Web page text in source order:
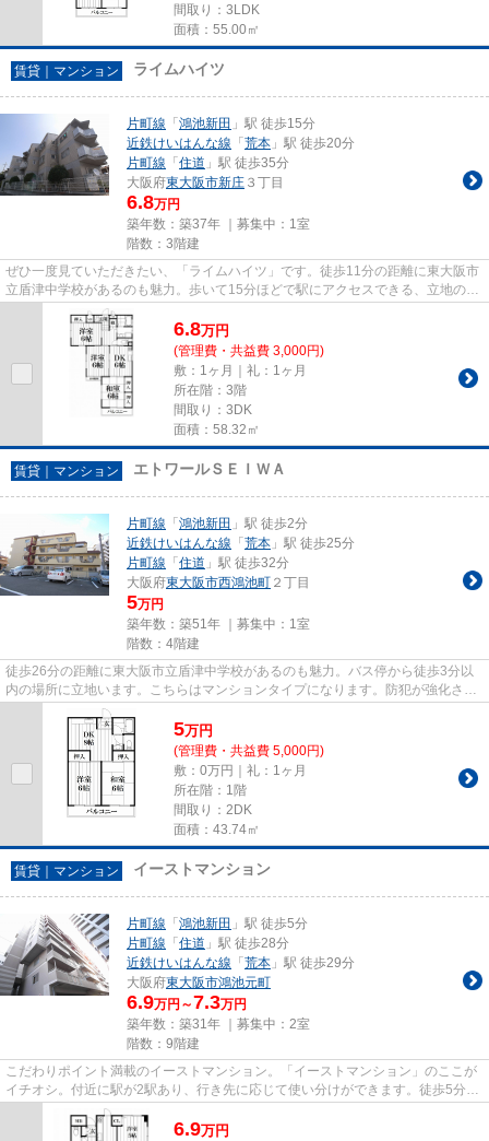
間取り：3LDK
面積：55.00㎡
賃貸｜マンション ライムハイツ
片町線 「 鴻池新田 」駅 徒歩15分
近鉄けいはんな線 「 荒本 」駅 徒歩20分
片町線 「 住道 」駅 徒歩35分
大阪府東大阪市新庄 ３丁目
6.8万円
築年数：築37年 ｜募集中： 1室
階数：3階建
ぜひ一度見ていただきたい、「ライムハイツ」です。徒歩11分の距離に東大阪市
立盾津中学校があるのも魅力。歩いて15分ほどで駅にアクセスできる、立地の良
さも魅力の物件です。陽当た...
6.8万円
(管理費・共益費 3,000円)
敷：1ヶ月｜礼：1ヶ月
所在階：3階
間取り：3DK
面積：58.32㎡
賃貸｜マンション エトワールＳＥＩＷＡ
片町線 「 鴻池新田 」駅 徒歩2分
近鉄けいはんな線 「 荒本 」駅 徒歩25分
片町線 「 住道 」駅 徒歩32分
大阪府東大阪市西鴻池町 ２丁目
5万円
築年数：築51年 ｜募集中： 1室
階数：4階建
徒歩26分の距離に東大阪市立盾津中学校があるのも魅力。バス停から徒歩3分以
内の場所に立地います。こちらはマンションタイプになります。防犯が強化され
ている地域にある物件なので、...
5万円
(管理費・共益費 5,000円)
敷：0万円｜礼：1ヶ月
所在階：1階
間取り：2DK
面積：43.74㎡
賃貸｜マンション イーストマンション
片町線 「 鴻池新田 」駅 徒歩5分
片町線 「 住道 」駅 徒歩28分
近鉄けいはんな線 「 荒本 」駅 徒歩29分
大阪府東大阪市鴻池元町
6.9万円～7.3万円
築年数：築31年 ｜募集中： 2室
階数：9階建
こだわりポイント満載のイーストマンション。「イーストマンション」のここが
イチオシ。付近に駅が2駅あり、行き先に応じて使い分けができます。徒歩5分で
駅にアクセスできる物件です...
6.9万円